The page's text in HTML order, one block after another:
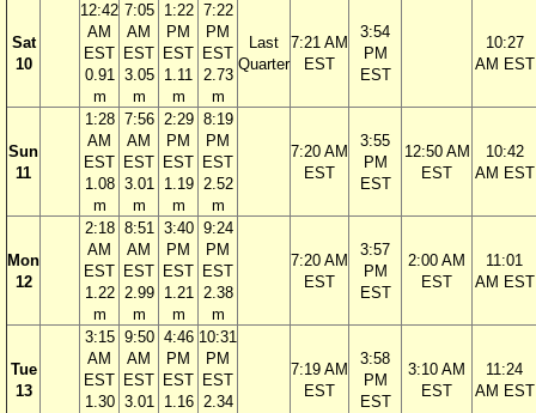
Sat
10
12:42
AM
EST
0.91
m
7:05
AM
EST
3.05
m
1:22
PM
EST
1.11
m
7:22
PM
EST
2.73
m
Last
Quarter
7:21 AM
EST
3:54
PM
EST
10:27
AM EST
Sun
11
1:28
AM
EST
1.08
m
7:56
AM
EST
3.01
m
2:29
PM
EST
1.19
m
8:19
PM
EST
2.52
m
7:20 AM
EST
3:55
PM
EST
12:50 AM
EST
10:42
AM EST
Mon
12
2:18
AM
EST
1.22
m
8:51
AM
EST
2.99
m
3:40
PM
EST
1.21
m
9:24
PM
EST
2.38
m
7:20 AM
EST
3:57
PM
EST
2:00 AM
EST
11:01
AM EST
Tue
13
3:15
AM
EST
1.30
9:50
AM
EST
3.01
4:46
PM
EST
1.16
10:31
PM
EST
2.34
7:19 AM
EST
3:58
PM
EST
3:10 AM
EST
11:24
AM EST